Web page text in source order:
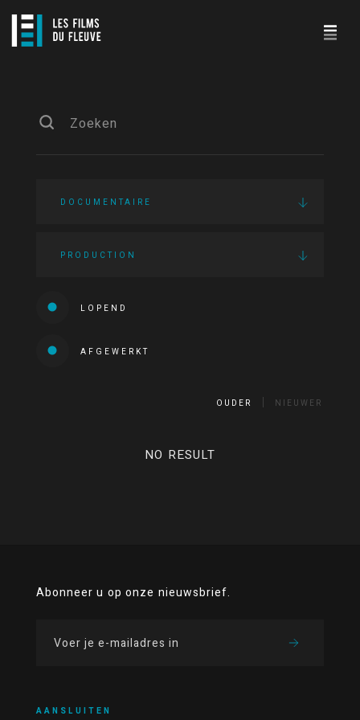
DOCUMENTAIRE
PRODUCTION
LOPEND
AFGEWERKT
OUDER NIEUWER
NO RESULT
Abonneer u op onze nieuwsbrief.
AANSLUITEN